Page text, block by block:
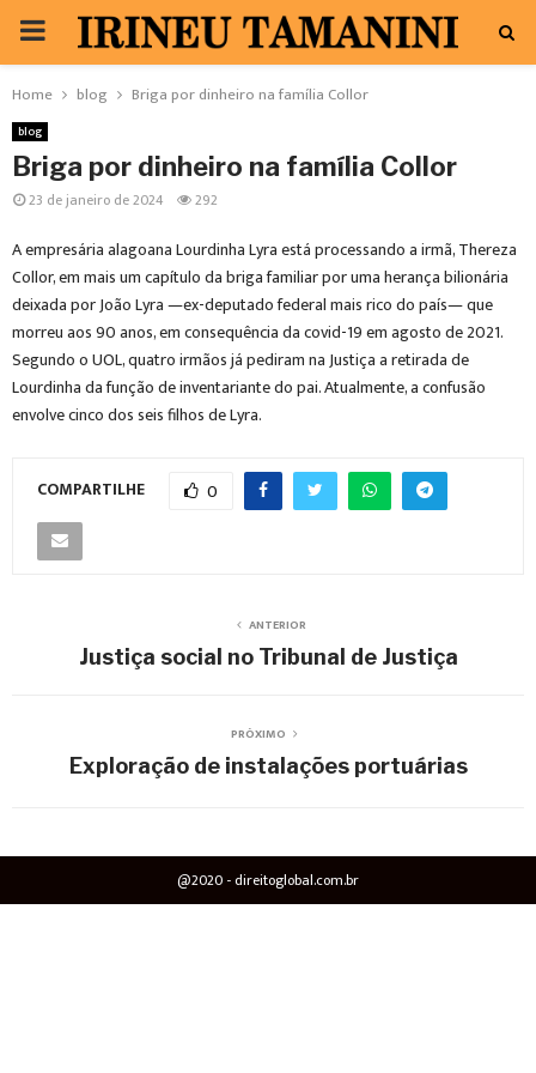
PRIMARY
MENU
Home blog Briga por dinheiro na família Collor
blog
Briga por dinheiro na família Collor
23 de janeiro de 2024 292
A empresária alagoana Lourdinha Lyra está processando a irmã, Thereza
Collor, em mais um capítulo da briga familiar por uma herança bilionária
deixada por João Lyra —ex-deputado federal mais rico do país— que
morreu aos 90 anos, em consequência da covid-19 em agosto de 2021.
Segundo o UOL, quatro irmãos já pediram na Justiça a retirada de
Lourdinha da função de inventariante do pai. Atualmente, a confusão
envolve cinco dos seis filhos de Lyra.
COMPARTILHE 0
ANTERIOR
Justiça social no Tribunal de Justiça
PRÓXIMO
Exploração de instalações portuárias
@2020 - direitoglobal.com.br